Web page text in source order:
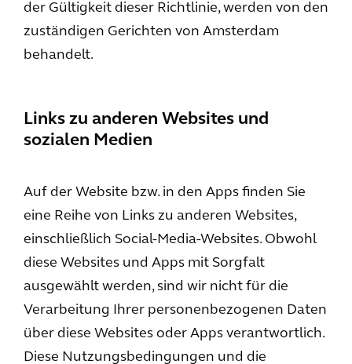
der Gültigkeit dieser Richtlinie, werden von den
zuständigen Gerichten von Amsterdam
behandelt.
Links zu anderen Websites und
sozialen Medien
Auf der Website bzw. in den Apps finden Sie
eine Reihe von Links zu anderen Websites,
einschließlich Social-Media-Websites. Obwohl
diese Websites und Apps mit Sorgfalt
ausgewählt werden, sind wir nicht für die
Verarbeitung Ihrer personenbezogenen Daten
über diese Websites oder Apps verantwortlich.
Diese Nutzungsbedingungen und die